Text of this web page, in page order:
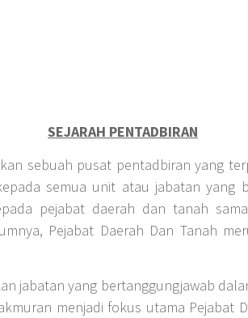
SEJARAH PENTADBIRAN
sebuah pusat pentadbiran yang
semua unit atau jabatan yang
pejabat daerah dan tanah
Pejabat Daerah Dan Tanah
jabatan yang bertanggungjawab
menjadi fokus utama Pejabat